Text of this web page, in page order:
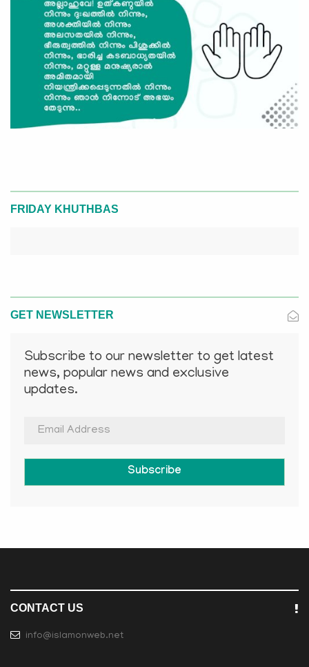
FRIDAY KHUTHBAS
GET NEWSLETTER
Subscribe to our newsletter to get latest
news, popular news and exclusive
updates.
Subscribe
CONTACT US
info@islamonweb.net